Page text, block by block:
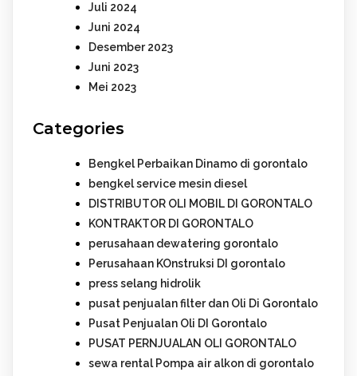
Juli 2024
Juni 2024
Desember 2023
Juni 2023
Mei 2023
Categories
Bengkel Perbaikan Dinamo di gorontalo
bengkel service mesin diesel
DISTRIBUTOR OLI MOBIL DI GORONTALO
KONTRAKTOR DI GORONTALO
perusahaan dewatering gorontalo
Perusahaan KOnstruksi DI gorontalo
press selang hidrolik
pusat penjualan filter dan Oli Di Gorontalo
Pusat Penjualan Oli DI Gorontalo
PUSAT PERNJUALAN OLI GORONTALO
sewa rental Pompa air alkon di gorontalo